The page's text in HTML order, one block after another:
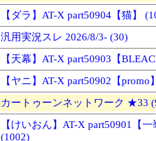
【ダラ】AT-X part50904【猫】
汎用実況スレ 2026/8/3- (30)
【天幕】AT-X part50903【
【ヤニ】AT-X part50902【promo
カートゥーンネットワーク ★33
【けいおん】AT-X part50901【
(1002)